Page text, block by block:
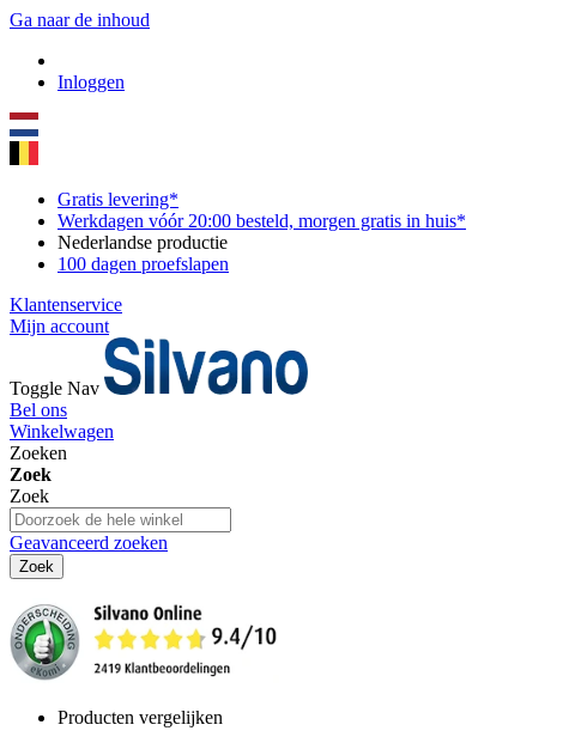
Ga naar de inhoud
Inloggen
Gratis levering*
Werkdagen vóór 20:00 besteld, morgen gratis in huis*
Nederlandse productie
100 dagen proefslapen
Klantenservice
Mijn account
Toggle Nav
Bel ons
Winkelwagen
Zoeken
Zoek
Zoek
Geavanceerd zoeken
Zoek
Producten vergelijken